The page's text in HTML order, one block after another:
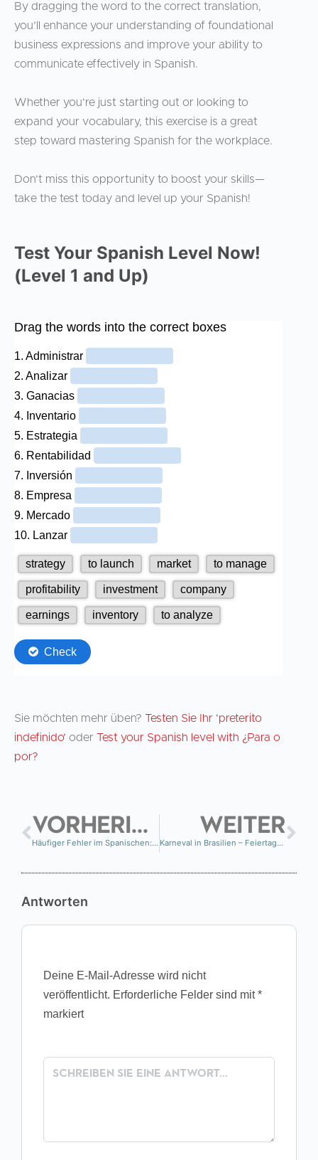
By dragging the word to the correct translation,
you’ll enhance your understanding of foundational
business expressions and improve your ability to
communicate effectively in Spanish.
Whether you’re just starting out or looking to
expand your vocabulary, this exercise is a great
step toward mastering Spanish for the workplace.
Don’t miss this opportunity to boost your skills—
take the test today and level up your Spanish!
Test Your Spanish Level Now!
(Level 1 and Up)
Sie möchten mehr üben? Testen Sie Ihr ‘preterito
indefinido’ oder Test your Spanish level with ¿Para o
por?
VORHERIGE
Häufiger Fehler im Spanischen: “No problemo”
WEITER
Karneval in Brasilien – Feiertage rund um die Welt
Antworten
Deine E-Mail-Adresse wird nicht
veröffentlicht. Erforderliche Felder sind mit*
markiert